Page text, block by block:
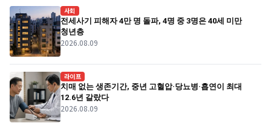
사회
전세사기 피해자 4만 명 돌파, 4명 중 3명은 40세 미만
청년층
2026.08.09
라이프
치매 없는 생존기간, 중년 고혈압·당뇨병·흡연이 최대
12.6년 갈랐다
2026.08.09